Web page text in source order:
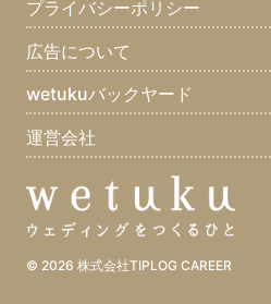
好きな女性タレントは？(4)
好きなマンガは？(8)
好きな映画は？(8) 好きなテレビ番
好きなゲームは？(3) 好きなブラン
好きな場所は？(10)
好きな休日の過ごし方は？(12)
好きな言葉は？(12) 一つだけ願いが
プライバシーポリシー
広告について
wetukuバックヤード
運営会社
© 2026 株式会社TIPLOG CAREER